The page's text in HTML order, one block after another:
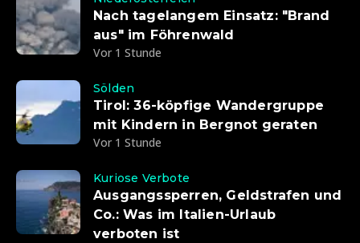
Nach tagelangem Einsatz: "Brand
aus" im Föhrenwald
Vor 1 Stunde
Sölden
Tirol: 36-köpfige Wandergruppe
mit Kindern in Bergnot geraten
Vor 1 Stunde
Kuriose Verbote
Ausgangssperren, Geldstrafen und
Co.: Was im Italien-Urlaub
verboten ist